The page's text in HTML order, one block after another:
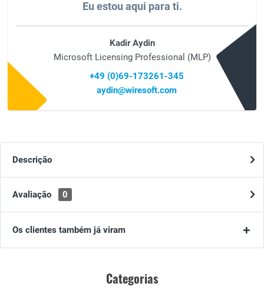
Eu estou aqui para ti.
Kadir Aydin
Microsoft Licensing Professional (MLP)
+49 (0)69-173261-345
aydin@wiresoft.com
Descrição
Avaliação 0
Os clientes também já viram
Categorias